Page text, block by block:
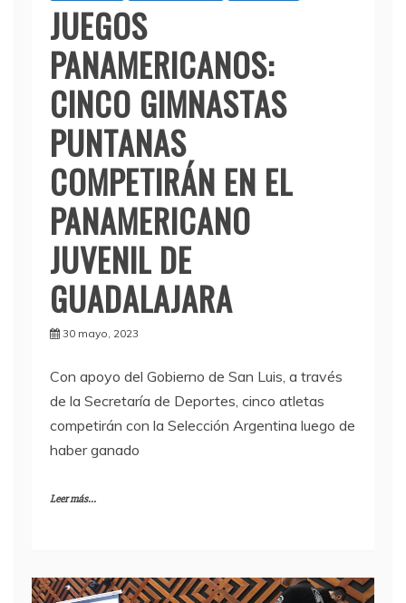
JUEGOS
PANAMERICANOS:
CINCO GIMNASTAS
PUNTANAS
COMPETIRÁN EN EL
PANAMERICANO
JUVENIL DE
GUADALAJARA
30 mayo, 2023
Con apoyo del Gobierno de San Luis, a través
de la Secretaría de Deportes, cinco atletas
competirán con la Selección Argentina luego de
haber ganado
Leer más...